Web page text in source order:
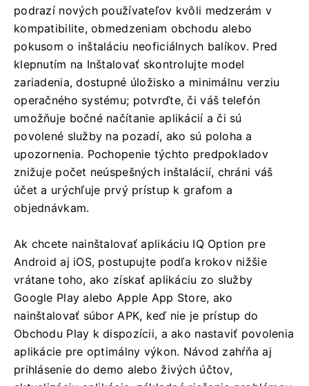
podrazí nových používateľov kvôli medzerám v
kompatibilite, obmedzeniam obchodu alebo
pokusom o inštaláciu neoficiálnych balíkov. Pred
klepnutím na Inštalovať skontrolujte model
zariadenia, dostupné úložisko a minimálnu verziu
operačného systému; potvrďte, či váš telefón
umožňuje bočné načítanie aplikácií a či sú
povolené služby na pozadí, ako sú poloha a
upozornenia. Pochopenie týchto predpokladov
znižuje počet neúspešných inštalácií, chráni váš
účet a urýchľuje prvý prístup k grafom a
objednávkam.
Ak chcete nainštalovať aplikáciu IQ Option pre
Android aj iOS, postupujte podľa krokov nižšie
vrátane toho, ako získať aplikáciu zo služby
Google Play alebo Apple App Store, ako
nainštalovať súbor APK, keď nie je prístup do
Obchodu Play k dispozícii, a ako nastaviť povolenia
aplikácie pre optimálny výkon. Návod zahŕňa aj
prihlásenie do demo alebo živých účtov,